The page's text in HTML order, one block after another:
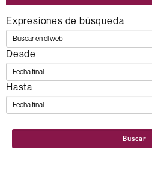
Expresiones de búsqueda
Desde
Hasta
Buscar